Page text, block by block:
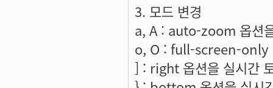
3. 모드 변경
a, A : auto-zoom 옵션
o, O : full-screen-only
] : right 옵션을 실시간